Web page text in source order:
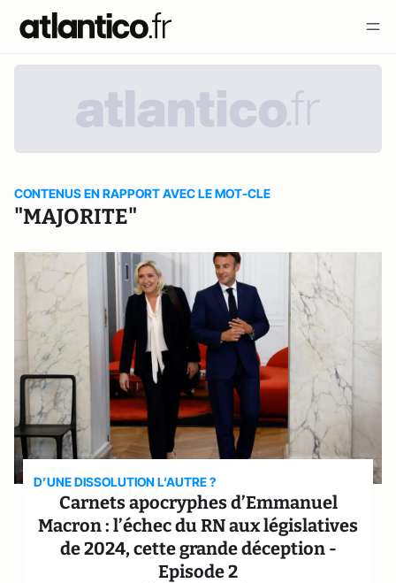
CONTENUS EN RAPPORT AVEC LE MOT-CLE
"MAJORITE"
D’UNE DISSOLUTION L’AUTRE ?
Carnets apocryphes d’Emmanuel
Macron : l’échec du RN aux législatives
de 2024, cette grande déception -
Episode 2